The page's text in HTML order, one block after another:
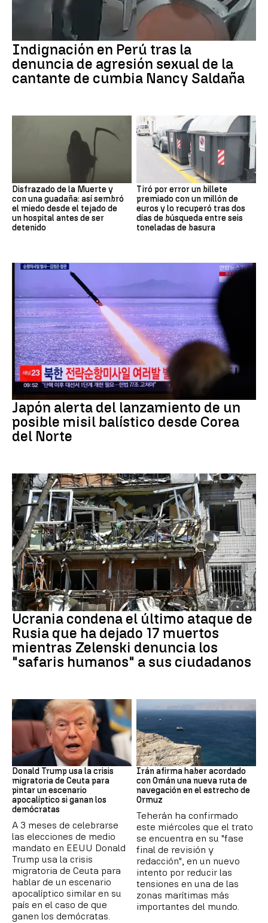
Indignación en Perú tras la
denuncia de agresión sexual de la
cantante de cumbia Nancy Saldaña
Disfrazado de la Muerte y
con una guadaña: así sembró
el miedo desde el tejado de
un hospital antes de ser
detenido
Tiró por error un billete
premiado con un millón de
euros y lo recuperó tras dos
días de búsqueda entre seis
toneladas de basura
Japón alerta del lanzamiento de un
posible misil balístico desde Corea
del Norte
GUERRRA
Ucrania condena el último ataque de
Rusia que ha dejado 17 muertos
mientras Zelenski denuncia los
"safaris humanos" a sus ciudadanos
EEUU
Donald Trump usa la crisis
migratoria de Ceuta para
pintar un escenario
apocalíptico si ganan los
demócratas
A 3 meses de celebrarse
las elecciones de medio
mandato en EEUU Donald
Trump usa la crisis
migratoria de Ceuta para
hablar de un escenario
apocalíptico similar en su
país en el caso de que
ganen los demócratas.
Ormuz
Irán afirma haber acordado
con Omán una nueva ruta de
navegación en el estrecho de
Ormuz
Teherán ha confirmado
este miércoles que el trato
se encuentra en su "fase
final de revisión y
redacción", en un nuevo
intento por reducir las
tensiones en una de las
zonas marítimas más
importantes del mundo.